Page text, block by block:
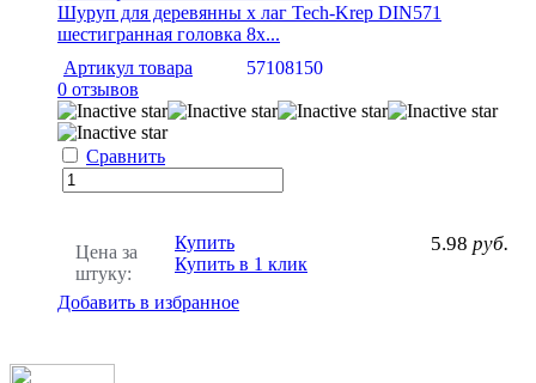
Шуруп для деревянны х лаг Tech-Krep DIN571
шестигранная головка 8х...
Артикул товара
57108150
0 отзывов
Сравнить
Цена за
штуку:
5.98 руб.
Купить
Купить в 1 клик
Добавить в избранное